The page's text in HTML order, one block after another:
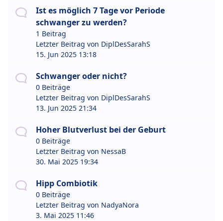
Ist es möglich 7 Tage vor Periode
schwanger zu werden?
1 Beitrag
Letzter Beitrag von DiplDesSarahS
15. Jun 2025 13:18
Schwanger oder nicht?
0 Beiträge
Letzter Beitrag von DiplDesSarahS
13. Jun 2025 21:34
Hoher Blutverlust bei der Geburt
0 Beiträge
Letzter Beitrag von NessaB
30. Mai 2025 19:34
Hipp Combiotik
0 Beiträge
Letzter Beitrag von NadyaNora
3. Mai 2025 11:46